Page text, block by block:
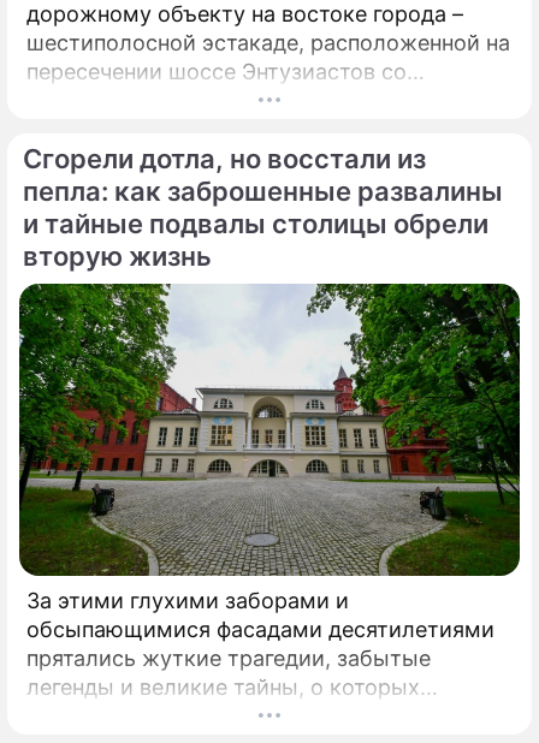
дорожному объекту на востоке города –
шестиполосной эстакаде, расположенной на
пересечении шоссе Энтузиастов со
Свободным проспектом и Большим
открытия принял участие мэр Москвы
Сергей Собянин, который подчеркнул
стратегическую важность новой развязки
для разгрузки одного из самых проблемных
участков магистрали.
Сгорели дотла, но восстали из
пепла: как заброшенные развалины
и тайные подвалы столицы обрели
вторую жизнь
За этими глухими заборами и
обсыпающимися фасадами десятилетиями
прятались жуткие трагедии, забытые
легенды и великие тайны, о которых
миллионы прохожих даже не догадывались.